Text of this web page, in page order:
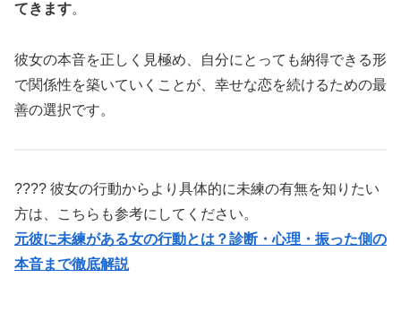
てきます。
彼女の本音を正しく見極め、自分にとっても納得できる形
で関係性を築いていくことが、幸せな恋を続けるための最
善の選択です。
???? 彼女の行動からより具体的に未練の有無を知りたい
方は、こちらも参考にしてください。
元彼に未練がある女の行動とは？診断・心理・振った側の
本音まで徹底解説